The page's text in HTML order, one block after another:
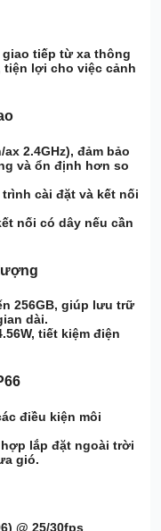
giao tiếp từ xa thông
lợi cho việc cảnh
ax 2.4GHz), đảm bảo
và ổn định hơn so
cài đặt và kết nối
nối có dây nếu cần
256GB, giúp lưu trữ
dài.
, tiết kiệm điện
điều kiện môi
lắp đặt ngoài trời
gió.
@ 25/30fps